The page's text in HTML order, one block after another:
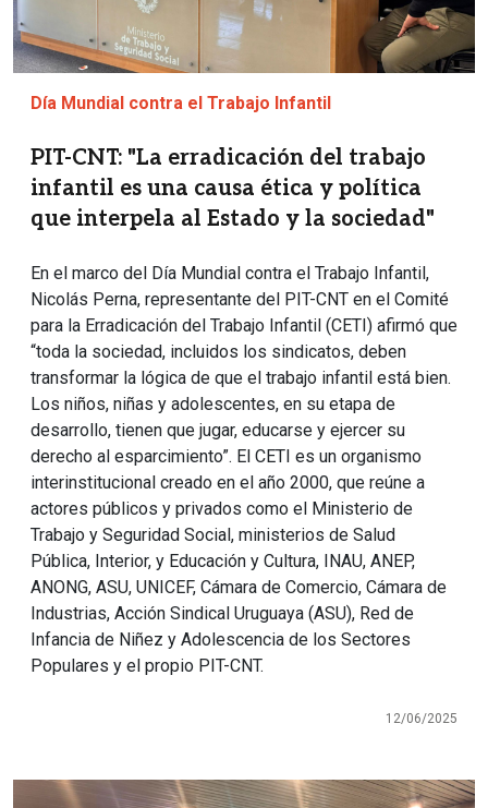
Día Mundial contra el Trabajo Infantil
PIT-CNT: "La erradicación del trabajo
infantil es una causa ética y política
que interpela al Estado y la sociedad"
En el marco del Día Mundial contra el Trabajo Infantil,
Nicolás Perna, representante del PIT-CNT en el Comité
para la Erradicación del Trabajo Infantil (CETI) afirmó que
“toda la sociedad, incluidos los sindicatos, deben
transformar la lógica de que el trabajo infantil está bien.
Los niños, niñas y adolescentes, en su etapa de
desarrollo, tienen que jugar, educarse y ejercer su
derecho al esparcimiento”. El CETI es un organismo
interinstitucional creado en el año 2000, que reúne a
actores públicos y privados como el Ministerio de
Trabajo y Seguridad Social, ministerios de Salud
Pública, Interior, y Educación y Cultura, INAU, ANEP,
ANONG, ASU, UNICEF, Cámara de Comercio, Cámara de
Industrias, Acción Sindical Uruguaya (ASU), Red de
Infancia de Niñez y Adolescencia de los Sectores
Populares y el propio PIT-CNT.
12/06/2025
Imagen